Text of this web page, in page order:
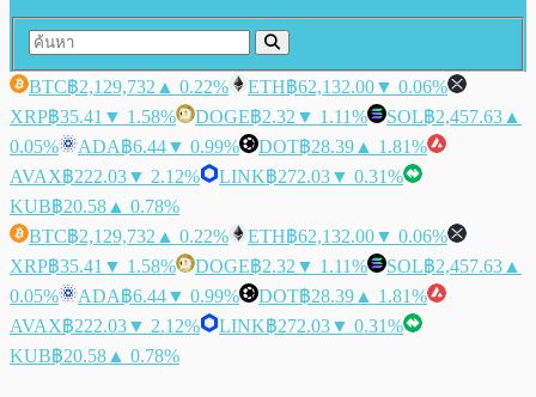
BTC฿2,129,732 ▲ 0.22% ETH฿62,132.00▼ 0.06%
XRP฿35.41 ▼ 1.58% DOGE฿2.32 ▼ 1.11% SOL฿2,457.63 ▲
0.05%
ADA฿6.44▼ 0.99% DOT฿28.39 ▲ 1.81%
AVAX฿222.03▼ 2.12% LINK฿272.03▼ 0.31%
KUB฿20.58 ▲ 0.78%
BTC฿2,129,732 ▲ 0.22% ETH฿62,132.00▼ 0.06%
XRP฿35.41 ▼ 1.58% DOGE฿2.32 ▼ 1.11% SOL฿2,457.63 ▲
0.05%
ADA฿6.44▼ 0.99% DOT฿28.39 ▲ 1.81%
AVAX฿222.03▼ 2.12% LINK฿272.03▼ 0.31%
KUB฿20.58 ▲ 0.78%